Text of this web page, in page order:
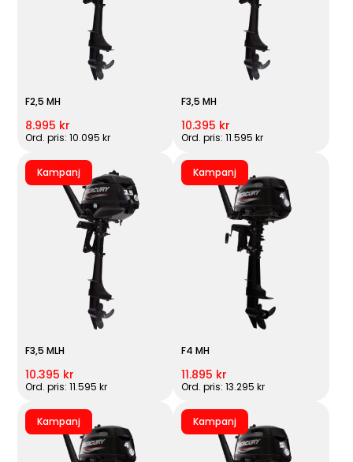
F2,5 MH
8.995 kr
Ord. pris: 10.095 kr
F3,5 MH
10.395 kr
Ord. pris: 11.595 kr
Kampanj
F3,5 MLH
10.395 kr
Ord. pris: 11.595 kr
Kampanj
F4 MH
11.895 kr
Ord. pris: 13.295 kr
Kampanj Kampanj